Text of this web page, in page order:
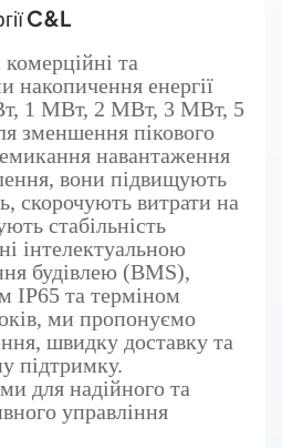
C&L
та
накопичення енергії
1 МВт, 2 МВт, 3 МВт, 5
зменшення пікового
навантаження
вони підвищують
скорочують витрати на
стабільність
інтелектуальною
будівлею (BMS),
IP65 та терміном
ми пропонуємо
швидку доставку та
підтримку.
для надійного та
управління